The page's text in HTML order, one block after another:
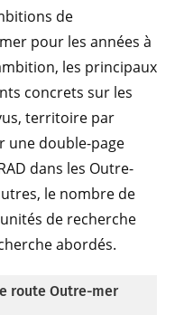
de
pour les années à
les principaux
concrets sur les
territoire par
une double-page
dans les Outre-
le nombre de
de recherche
abordés.
route Outre-mer